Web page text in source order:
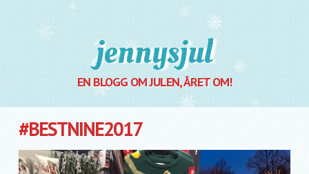
Jennysjul
EN BLOGG OM JULEN, ÅRET OM!
#BESTNINE2017